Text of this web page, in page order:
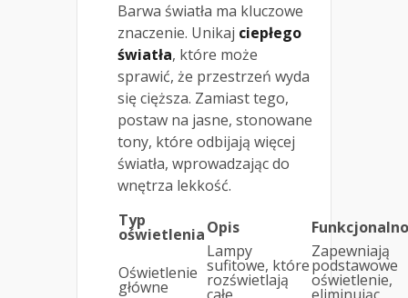
Barwa światła ma kluczowe
znaczenie. Unikaj ciepłego
światła, które może
sprawić, że przestrzeń wyda
się cięższa. Zamiast tego,
postaw na jasne, stonowane
tony, które odbijają więcej
światła, wprowadzając do
wnętrza lekkość.
Typ
oświetleniaOpis
Oświetlenie
główne
Lampy
sufitowe, które
rozświetlają
Zapewniają
podstawowe
oświetlenie,